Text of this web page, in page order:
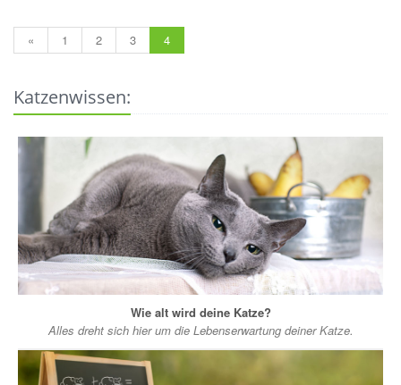
« 1 2 3 4
Katzenwissen:
Wie alt wird deine Katze?
Alles dreht sich hier um die Lebenserwartung deiner Katze.